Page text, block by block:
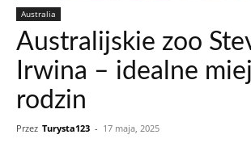
Australia
Australijskie zoo
Irwina – idealne
rodzin
Przez Turysta123 - 17 maja, 2025